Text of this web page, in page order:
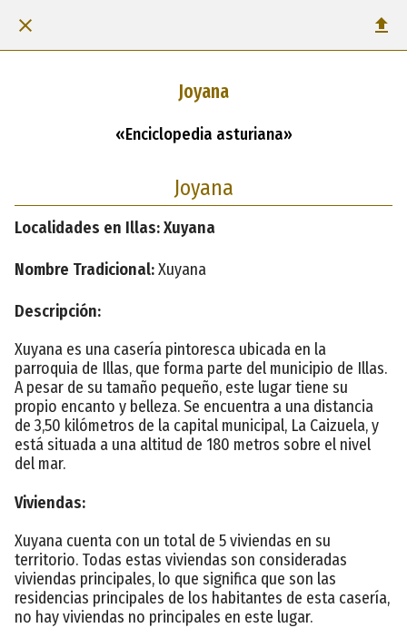
Joyana
«Enciclopedia asturiana»
Joyana
Localidades en Illas: Xuyana
Nombre Tradicional:Xuyana
Descripción:
Xuyana es una casería pintoresca ubicada en la
parroquia de Illas, que forma parte del municipio de Illas.
A pesar de su tamaño pequeño, este lugar tiene su
propio encanto y belleza. Se encuentra a una distancia
de 3,50 kilómetros de la capital municipal, La Caizuela, y
está situada a una altitud de 180 metros sobre el nivel
del mar.
Viviendas:
Xuyana cuenta con un total de 5 viviendas en su
territorio. Todas estas viviendas son consideradas
viviendas principales, lo que significa que son las
residencias principales de los habitantes de esta casería,
no hay viviendas no principales en este lugar.